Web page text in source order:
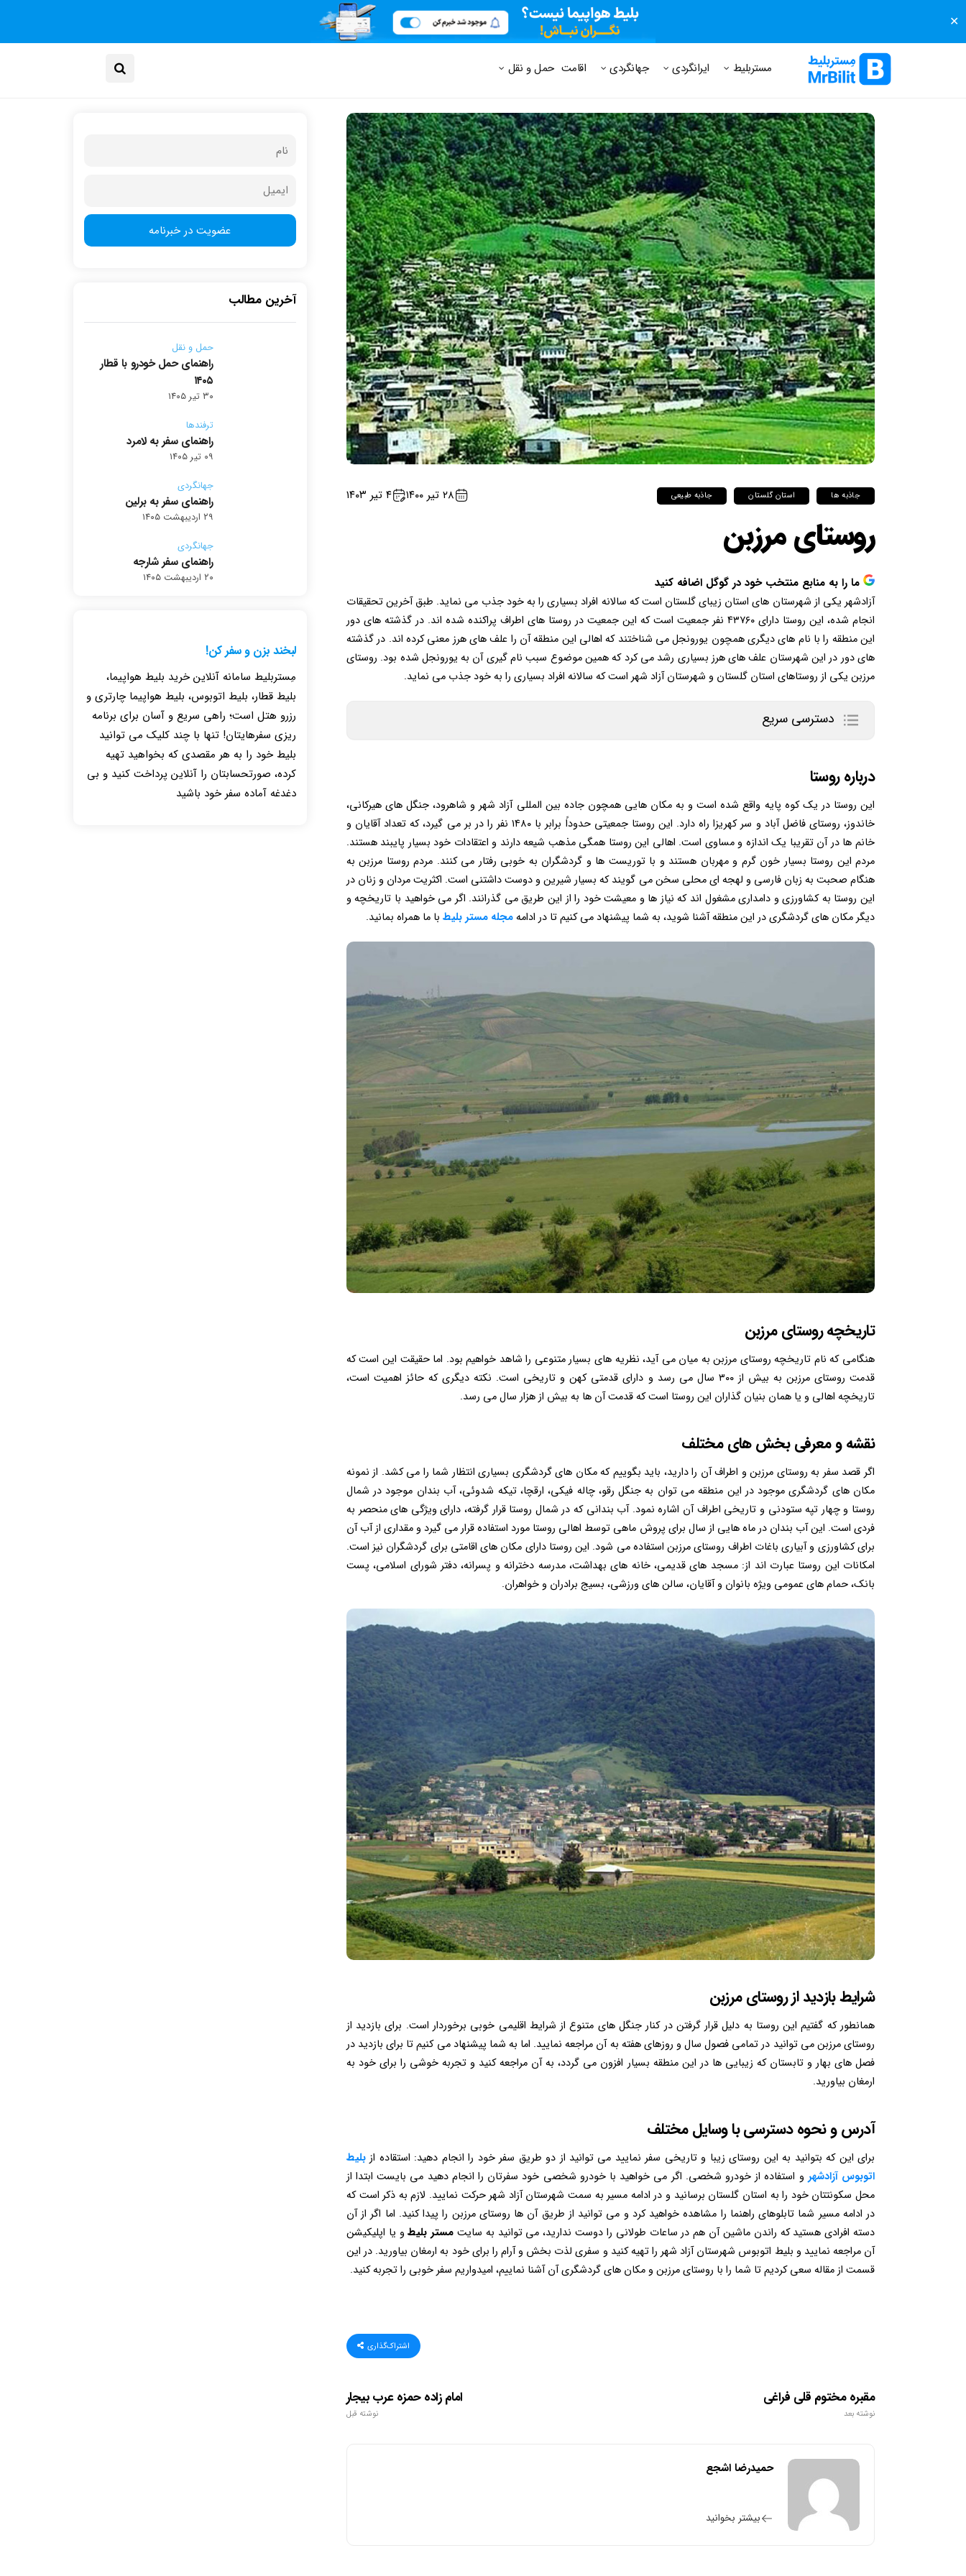
✕
مستر بلیط مجله مستر بلیط پرسش های متداول
مستربلیط ایرانگردی جهانگردی اقامت حمل و نقل
جاذبه ها استان گلستان جاذبه طبیعی ۲۸ تیر ۱۴۰۰ ۴ تیر ۱۴۰۳
روستای مرزبن
ما را به منابع منتخب خود در گوگل اضافه کنید
آزادشهر یکی از شهرستان های استان زیبای گلستان است که سالانه افراد بسیاری را به خود جذب می نماید. طبق آخرین تحقیقات
انجام شده، این روستا دارای ۴۳۷۶۰ نفر جمعیت است که این جمعیت در روستا های اطراف پراکنده شده اند. در گذشته های دور
این منطقه را با نام های دیگری همچون یورونجل می شناختند که اهالی این منطقه آن را علف های هرز معنی کرده اند. در گذشته
های دور در این شهرستان علف های هرز بسیاری رشد می کرد که همین موضوع سبب نام گیری آن به یورونجل شده بود. روستای
مرزبن یکی از روستاهای استان گلستان و شهرستان آزاد شهر است که سالانه افراد بسیاری را به خود جذب می نماید.
دسترسی سریع
درباره روستا
این روستا در یک کوه پایه واقع شده است و به مکان هایی همچون جاده بین المللی آزاد شهر و شاهرود، جنگل های هیرکانی،
خاندوز، روستای فاضل آباد و سر کهریزا راه دارد. این روستا جمعیتی حدوداً برابر با ۱۴۸۰ نفر را در بر می گیرد، که تعداد آقایان و
خانم ها در آن تقریبا یک اندازه و مساوی است. اهالی این روستا همگی مذهب شیعه دارند و اعتقادات خود بسیار پایبند هستند.
مردم این روستا بسیار خون گرم و مهربان هستند و با توریست ها و گردشگران به خوبی رفتار می کنند. مردم روستا مرزبن به
هنگام صحبت به زبان فارسی و لهجه ای محلی سخن می گویند که بسیار شیرین و دوست داشتنی است. اکثریت مردان و زنان در
این روستا به کشاورزی و دامداری مشغول اند که نیاز ها و معیشت خود را از این طریق می گذرانند. اگر می خواهید با تاریخچه و
دیگر مکان های گردشگری در این منطقه آشنا شوید، به شما پیشنهاد می کنیم تا در ادامهمجله مستر بلیط با ما همراه بمانید.
تاریخچه روستای مرزبن
هنگامی که نام تاریخچه روستای مرزبن به میان می آید، نظریه های بسیار متنوعی را شاهد خواهیم بود. اما حقیقت این است که
قدمت روستای مرزبن به بیش از ۳۰۰ سال می رسد و دارای قدمتی کهن و تاریخی است. نکته دیگری که حائز اهمیت است،
تاریخچه اهالی و یا همان بنیان گذاران این روستا است که قدمت آن ها به بیش از هزار سال می رسد.
نقشه و معرفی بخش های مختلف
اگر قصد سفر به روستای مرزبن و اطراف آن را دارید، باید بگوییم که مکان های گردشگری بسیاری انتظار شما را می کشد. از نمونه
مکان های گردشگری موجود در این منطقه می توان به جنگل رقو، چاله فیکی، ارقچا، تیکه شدوئی، آب بندان موجود در شمال
روستا و چهار تپه ستودنی و تاریخی اطراف آن اشاره نمود. آب بندانی که در شمال روستا قرار گرفته، دارای ویژگی های منحصر به
فردی است. این آب بندان در ماه هایی از سال برای پروش ماهی توسط اهالی روستا مورد استفاده قرار می گیرد و مقداری از آب آن
برای کشاورزی و آبیاری باغات اطراف روستای مرزبن استفاده می شود. این روستا دارای مکان های اقامتی برای گردشگران نیز است.
امکانات این روستا عبارت اند از: مسجد های قدیمی، خانه های بهداشت، مدرسه دخترانه و پسرانه، دفتر شورای اسلامی، پست
بانک، حمام های عمومی ویژه بانوان و آقایان، سالن های ورزشی، بسیج برادران و خواهران.
شرایط بازدید از روستای مرزبن
همانطور که گفتیم این روستا به دلیل قرار گرفتن در کنار جنگل های متنوع از شرایط اقلیمی خوبی برخوردار است. برای بازدید از
روستای مرزبن می توانید در تمامی فصول سال و روزهای هفته به آن مراجعه نمایید. اما به شما پیشنهاد می کنیم تا برای بازدید در
فصل های بهار و تابستان که زیبایی ها در این منطقه بسیار افزون می گردد، به آن مراجعه کنید و تجربه خوشی را برای خود به
ارمغان بیاورید.
آدرس و نحوه دسترسی با وسایل مختلف
برای این که بتوانید به این روستای زیبا و تاریخی سفر نمایید می توانید از دو طریق سفر خود را انجام دهید: استقاده ازبلیط
اتوبوس آزادشهر و استفاده از خودرو شخصی. اگر می خواهید با خودرو شخصی خود سفرتان را انجام دهید می بایست ابتدا از
محل سکونتتان خود را به استان گلستان برسانید و در ادامه مسیر به سمت شهرستان آزاد شهر حرکت نمایید. لازم به ذکر است که
در ادامه مسیر شما تابلوهای راهنما را مشاهده خواهید کرد و می توانید از طریق آن ها روستای مرزبن را پیدا کنید. اما اگر از آن
دسته افرادی هستید که راندن ماشین آن هم در ساعات طولانی را دوست ندارید، می توانید به سایت مستر بلیطو یا اپلیکیشن
آن مراجعه نمایید و بلیط اتوبوس شهرستان آزاد شهر را تهیه کنید و سفری لذت بخش و آرام را برای خود به ارمغان بیاورید. در این
قسمت از مقاله سعی کردیم تا شما را با روستای مرزبن و مکان های گردشگری آن آشنا نماییم، امیدواریم سفر خوبی را تجربه کنید.
اشتراک‌گذاری
امام زاده حمزه عرب بیجار
نوشته قبل
مقبره مختوم قلی فراغی
نوشته بعد
حمیدرضا اشجع
بیشتر بخوانید
آخرین مطالب
حمل و نقل
راهنمای حمل خودرو با قطار
۱۴۰۵
۳۰ تیر ۱۴۰۵
ترفندها
راهنمای سفر به لامرد
۰۹ تیر ۱۴۰۵
جهانگردی
راهنمای سفر به برلین
۲۹ اردیبهشت ۱۴۰۵
جهانگردی
راهنمای سفر شارجه
۲۰ اردیبهشت ۱۴۰۵
لبخند بزن و سفر کن!
مِستربلیط سامانه آنلاین خرید بلیط هواپیما،
بلیط قطار، بلیط اتوبوس، بلیط هواپیما چارتری و
رزرو هتل است؛ راهی سریع و آسان برای برنامه
ریزی سفرهایتان! تنها با چند کلیک می توانید
بلیط خود را به هر مقصدی که بخواهید تهیه
کرده، صورتحسابتان را آنلاین پرداخت کنید و بی
دغدغه آماده سفر خود باشید